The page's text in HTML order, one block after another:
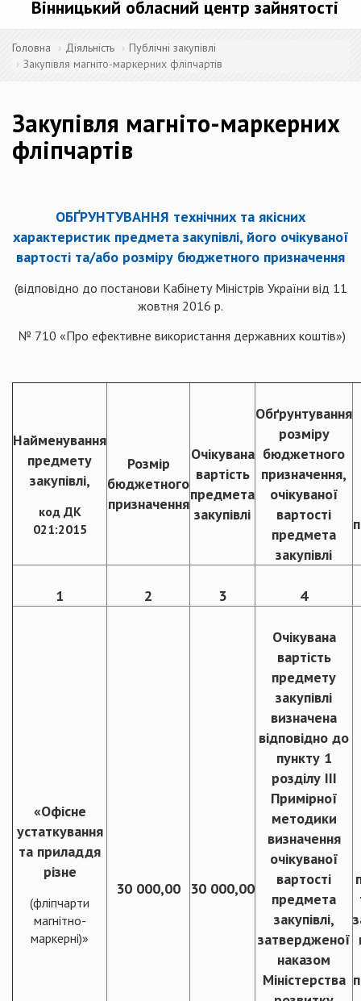
Вінницький обласний центр зайнятості
Головна Діяльність
Публічні закупівлі
Закупівля магніто-маркерних фліпчартів
Закупівля магніто-маркерних
фліпчартів
ОБҐРУНТУВАННЯ технічних та якісних
характеристик предмета закупівлі, його очікуваної
вартості та/або розміру бюджетного призначення
(відповідно до постанови Кабінету Міністрів України від 11
жовтня 2016 р.
№ 710 «Про ефективне використання державних коштів»)
Найменування
предмету
закупівлі,
код ДК
021:2015
Розмір
бюджетного
призначення
Очікувана
вартість
предмета
закупівлі
Обґрунтування
розміру
бюджетного
призначення,
очікуваної
вартості
предмета
закупівлі
1 2 3 4
«Офісне
устаткування
та приладдя
різне
(фліпчарти
магнітно-
маркерні)»
30 000,00 30 000,00
Очікувана
вартість
предмету
закупівлі
визначена
відповідно до
пункту 1
розділу ІІІ
Примірної
методики
визначення
очікуваної
вартості
предмета
закупівлі,
затвердженої
наказом
Міністерства